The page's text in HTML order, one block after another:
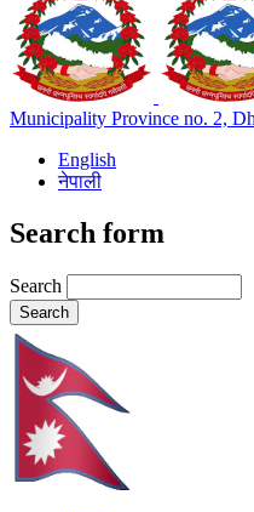
Municipality Province no. 2,
English
नेपाली
Search form
Search